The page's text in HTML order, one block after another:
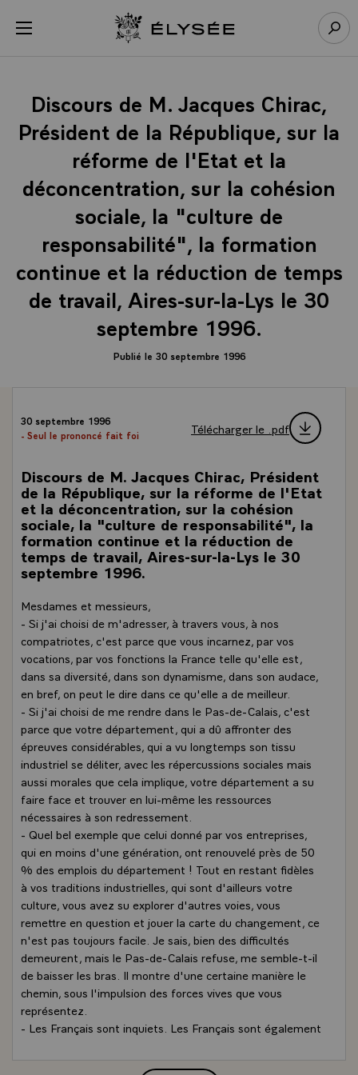
menu Retour à l’accueil Élysée
Discours de M. Jacques Chirac,
Président de la République, sur la
réforme de l'Etat et la
déconcentration, sur la cohésion
sociale, la "culture de
responsabilité", la formation
continue et la réduction de temps
de travail, Aires-sur-la-Lys le 30
septembre 1996.
Publié le 30 septembre 1996
30 septembre 1996
- Seul le prononcé fait foi
Télécharger le .pdf
Discours de M. Jacques Chirac, Président
de la République, sur la réforme de l'Etat
et la déconcentration, sur la cohésion
sociale, la "culture de responsabilité", la
formation continue et la réduction de
temps de travail, Aires-sur-la-Lys le 30
septembre 1996.
Mesdames et messieurs,
- Si j'ai choisi de m'adresser, à travers vous, à nos
compatriotes, c'est parce que vous incarnez, par vos
vocations, par vos fonctions la France telle qu'elle est,
dans sa diversité, dans son dynamisme, dans son audace,
en bref, on peut le dire dans ce qu'elle a de meilleur.
- Si j'ai choisi de me rendre dans le Pas-de-Calais, c'est
parce que votre département, qui a dû affronter des
épreuves considérables, qui a vu longtemps son tissu
industriel se déliter, avec les répercussions sociales mais
aussi morales que cela implique, votre département a su
faire face et trouver en lui-même les ressources
nécessaires à son redressement.
- Quel bel exemple que celui donné par vos entreprises,
qui en moins d'une génération, ont renouvelé près de 50
% des emplois du département ! Tout en restant fidèles
à vos traditions industrielles, qui sont d'ailleurs votre
culture, vous avez su explorer d'autres voies, vous
remettre en question et jouer la carte du changement, ce
n'est pas toujours facile. Je sais, bien des difficultés
demeurent, mais le Pas-de-Calais refuse, me semble-t-il
de baisser les bras. Il montre d'une certaine manière le
chemin, sous l'impulsion des forces vives que vous
représentez.
- Les Français sont inquiets. Les Français sont également
Panneau de gestion des cookies